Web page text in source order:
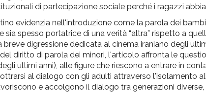
di partecipazione sociale perché i ragazzi
evidenzia nell'introduzione come la parola dei
spesso portatrice di una verità “altra” rispetto a
digressione dedicata al cinema iraniano degli
diritto di parola dei minori, l'articolo affronta le
ultimi anni), alle figure che riescono a entrare in
al dialogo con gli adulti attraverso l'isolamento
e accolgono il dialogo tra generazioni